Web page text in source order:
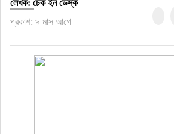
লেখক: চেক ইন ডেস্ক
প্রকাশ: ৯ মাস আগে